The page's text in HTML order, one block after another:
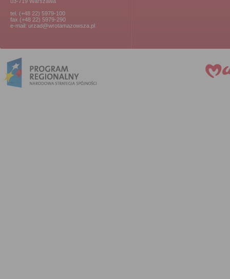
tel. (+48 22) 5979-100
fax (+48 22) 5979-290
e-mail: urzad@wrotamazowsza.pl